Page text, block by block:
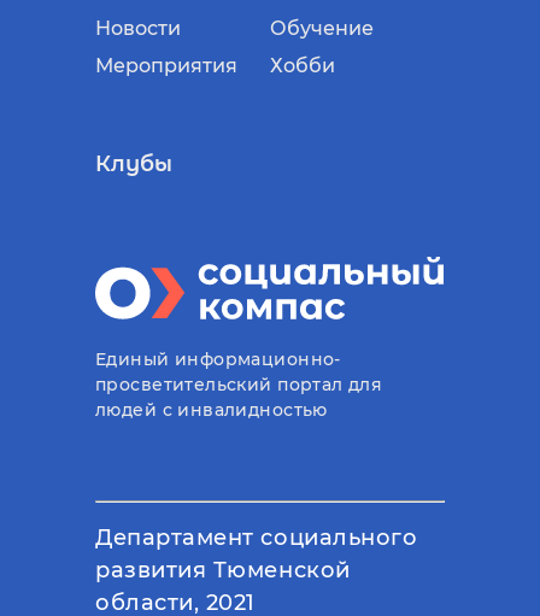
Новости
Мероприятия
Обучение
Хобби
Клубы
Единый информационно-
просветительский портал для
людей с инвалидностью
Департамент социального
развития Тюменской
области, 2021